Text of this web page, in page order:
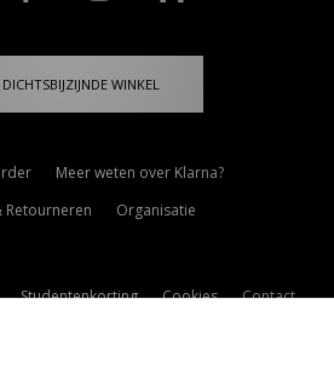
WINKEL
Meer weten over Klarna?
Retourneren
Organisatie
Studentenkorting Cookies
Contact